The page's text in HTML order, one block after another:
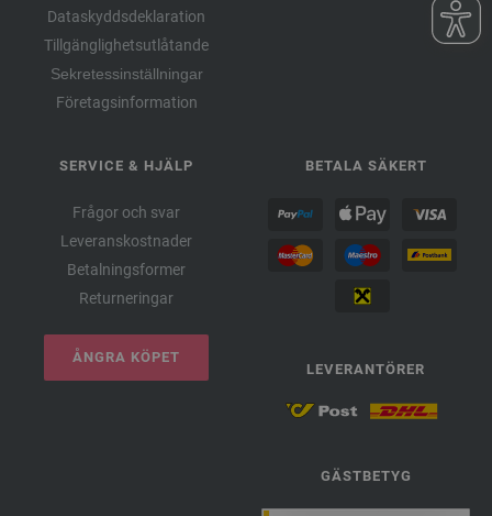
Dataskyddsdeklaration
Tillgänglighetsutlåtande
Sekretessinställningar
Företagsinformation
SERVICE & HJÄLP
Frågor och svar
Leveranskostnader
Betalningsformer
Returneringar
ÅNGRA KÖPET
BETALA SÄKERT
LEVERANTÖRER
GÄSTBETYG